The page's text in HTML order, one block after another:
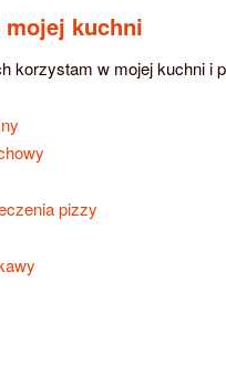
kuchni
korzystam w mojej kuchni i
pizzy